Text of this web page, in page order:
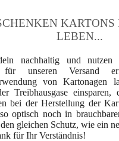
KARTONS
LEBEN...
nachhaltig und nutzen
für unseren Versand
von Kartonagen
Treibhausgase
bei der Herstellung der
optisch noch in
gleichen Schutz, wie ein
für Ihr Verständnis!